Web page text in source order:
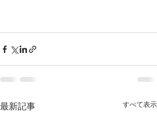
最新記事 すべて表示